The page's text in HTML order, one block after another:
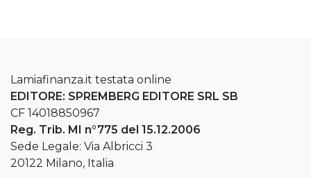
Lamiafinanza.it testata online
EDITORE: SPREMBERG EDITORE SRL SB
CF 14018850967
Reg. Trib. MI n°775 del 15.12.2006
Sede Legale: Via Albricci 3
20122 Milano, Italia